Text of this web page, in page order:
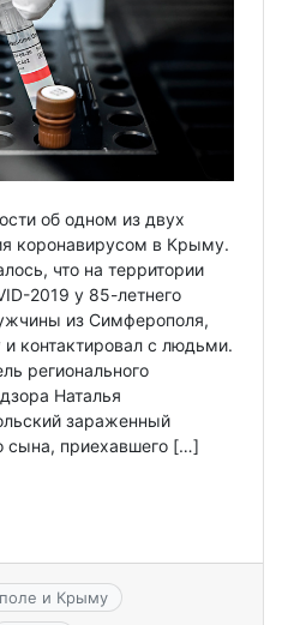
об одном из двух
коронавирусом в Крыму.
что на территории
2019 у 85-летнего
из Симферополя,
контактировал с людьми.
регионального
Наталья
зараженный
сына, приехавшего […]
и Крыму